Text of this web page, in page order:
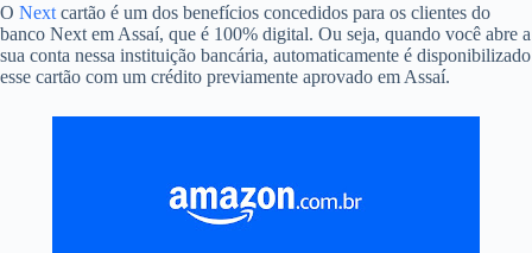
O Next cartão é um dos benefícios concedidos para os clientes do
banco Next em Assaí, que é 100% digital. Ou seja, quando você abre a
sua conta nessa instituição bancária, automaticamente é disponibilizado
esse cartão com um crédito previamente aprovado em Assaí.